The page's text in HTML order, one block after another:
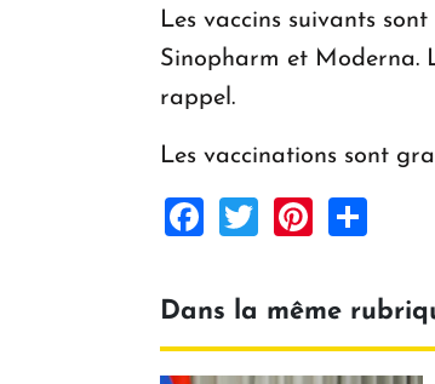
Les vaccins suivants
Sinopharm et Moderna.
rappel.
Les vaccinations sont
Facebook
Twitter
Dans la même